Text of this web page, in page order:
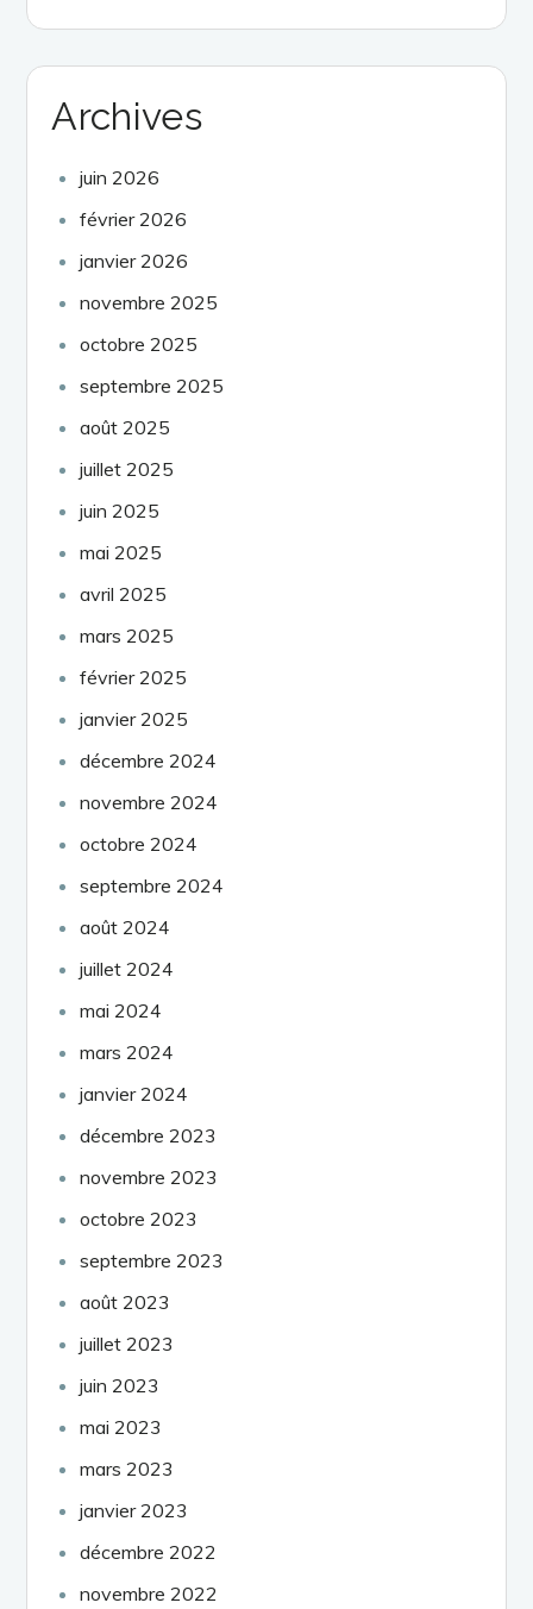
Archives
juin 2026
février 2026
janvier 2026
novembre 2025
octobre 2025
septembre 2025
août 2025
juillet 2025
juin 2025
mai 2025
avril 2025
mars 2025
février 2025
janvier 2025
décembre 2024
novembre 2024
octobre 2024
septembre 2024
août 2024
juillet 2024
mai 2024
mars 2024
janvier 2024
décembre 2023
novembre 2023
octobre 2023
septembre 2023
août 2023
juillet 2023
juin 2023
mai 2023
mars 2023
janvier 2023
décembre 2022
novembre 2022